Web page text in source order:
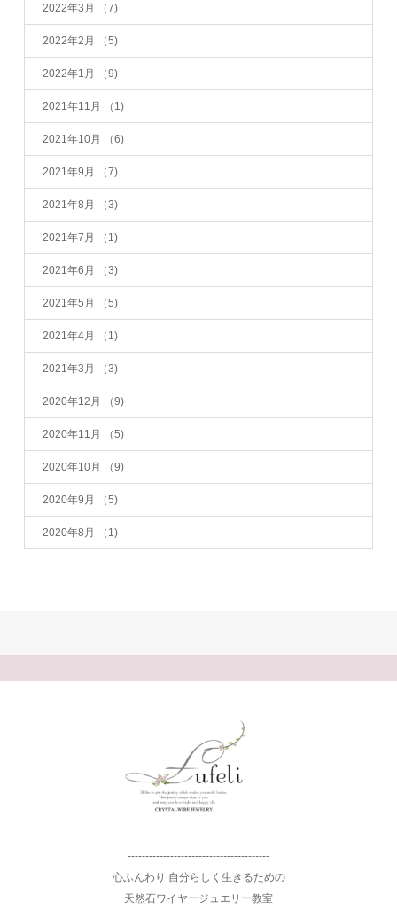
2022年3月 （7)
2022年2月 （5)
2022年1月 （9)
2021年11月 （1)
2021年10月 （6)
2021年9月 （7)
2021年8月 （3)
2021年7月 （1)
2021年6月 （3)
2021年5月 （5)
2021年4月 （1)
2021年3月 （3)
2020年12月 （9)
2020年11月 （5)
2020年10月 （9)
2020年9月 （5)
2020年8月 （1)
----------------------------------------
心ふんわり 自分らしく生きるための
天然石ワイヤージュエリー教室